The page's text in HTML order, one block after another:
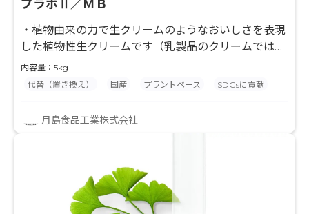
プラボⅡ／ＭＢ
・植物由来の力で生クリームのようなおいしさを表現
した植物性生クリームです（乳製品のクリームではあ
りません）。 生クリームのようなおいしさとくちどけ
を再現しました。 ・RSPO MB認証製品（認証された
NPO法人ベジプロジェクトジャパンのヴィーガン認
証を取得しています。 製品の詳細は
内容量：5kg
代替（置き換え）
国産 プラントベース SDGsに貢献
月島食品工業株式会社